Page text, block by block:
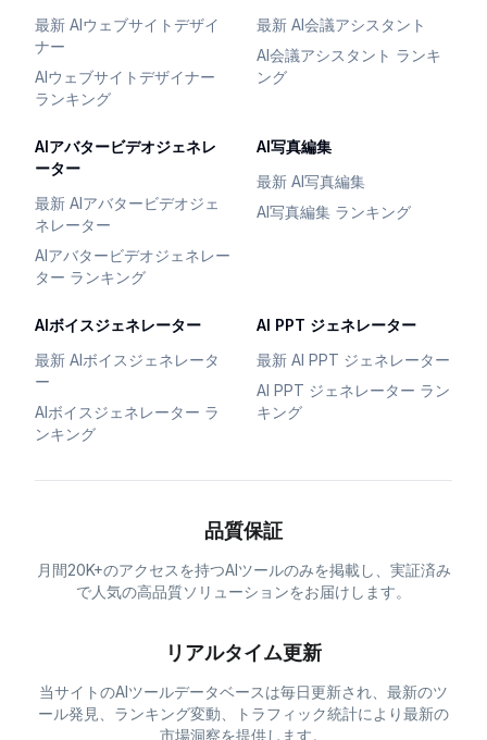
最新 AIウェブサイトデザイ
ナー
AIウェブサイトデザイナー
ランキング
最新 AI会議アシスタント
AI会議アシスタント ランキ
ング
AIアバタービデオジェネレ
ーター
最新 AIアバタービデオジェ
ネレーター
AIアバタービデオジェネレー
ター ランキング
AI写真編集
最新 AI写真編集
AI写真編集 ランキング
AIボイスジェネレーター
最新 AIボイスジェネレータ
ー
AIボイスジェネレーター ラ
ンキング
AI PPT ジェネレーター
最新 AI PPT ジェネレーター
AI PPT ジェネレーター ラン
キング
品質保証
月間20K+のアクセスを持つAIツールのみを掲載し、実証済み
で人気の高品質ソリューションをお届けします。
リアルタイム更新
当サイトのAIツールデータベースは毎日更新され、最新のツ
ール発見、ランキング変動、トラフィック統計により最新の
市場洞察を提供します。